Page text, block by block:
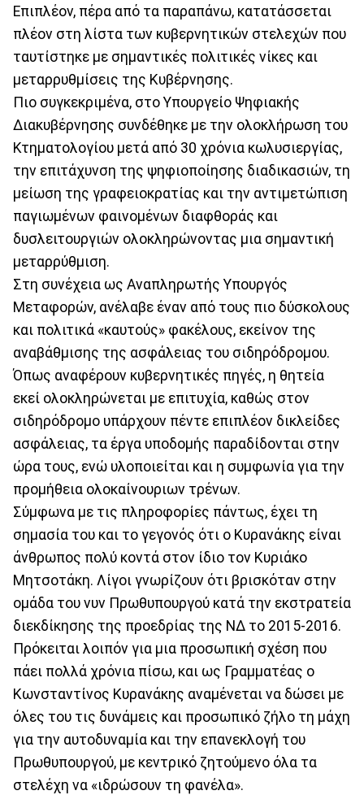
Επιπλέον, πέρα από τα παραπάνω, κατατάσσεται
πλέον στη λίστα των κυβερνητικών στελεχών που
ταυτίστηκε με σημαντικές πολιτικές νίκες και
μεταρρυθμίσεις της Κυβέρνησης.
Πιο συγκεκριμένα, στο Υπουργείο Ψηφιακής
Διακυβέρνησης συνδέθηκε με την ολοκλήρωση του
Κτηματολογίου μετά από 30 χρόνια κωλυσιεργίας,
την επιτάχυνση της ψηφιοποίησης διαδικασιών, τη
μείωση της γραφειοκρατίας και την αντιμετώπιση
παγιωμένων φαινομένων διαφθοράς και
δυσλειτουργιών ολοκληρώνοντας μια σημαντική
μεταρρύθμιση.
Στη συνέχεια ως Αναπληρωτής Υπουργός
Μεταφορών, ανέλαβε έναν από τους πιο δύσκολους
και πολιτικά «καυτούς» φακέλους, εκείνον της
αναβάθμισης της ασφάλειας του σιδηρόδρομου.
Όπως αναφέρουν κυβερνητικές πηγές, η θητεία
εκεί ολοκληρώνεται με επιτυχία, καθώς στον
σιδηρόδρομο υπάρχουν πέντε επιπλέον δικλείδες
ασφάλειας, τα έργα υποδομής παραδίδονται στην
ώρα τους, ενώ υλοποιείται και η συμφωνία για την
προμήθεια ολοκαίνουριων τρένων.
Σύμφωνα με τις πληροφορίες πάντως, έχει τη
σημασία του και το γεγονός ότι ο Κυρανάκης είναι
άνθρωπος πολύ κοντά στον ίδιο τον Κυριάκο
Μητσοτάκη. Λίγοι γνωρίζουν ότι βρισκόταν στην
ομάδα του νυν Πρωθυπουργού κατά την εκστρατεία
διεκδίκησης της προεδρίας της ΝΔ το 2015-2016.
Πρόκειται λοιπόν για μια προσωπική σχέση που
πάει πολλά χρόνια πίσω, και ως Γραμματέας ο
Κωνσταντίνος Κυρανάκης αναμένεται να δώσει με
όλες του τις δυνάμεις και προσωπικό ζήλο τη μάχη
για την αυτοδυναμία και την επανεκλογή του
Πρωθυπουργού, με κεντρικό ζητούμενο όλα τα
στελέχη να «ιδρώσουν τη φανέλα».